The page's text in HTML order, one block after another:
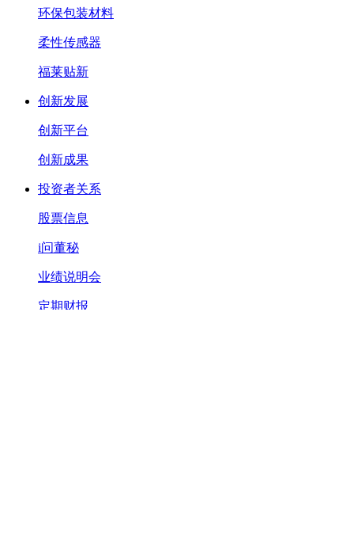
环保包装材料
柔性传感器
福莱贴新
创新发展
创新平台
创新成果
投资者关系
股票信息
i问董秘
业绩说明会
定期财报